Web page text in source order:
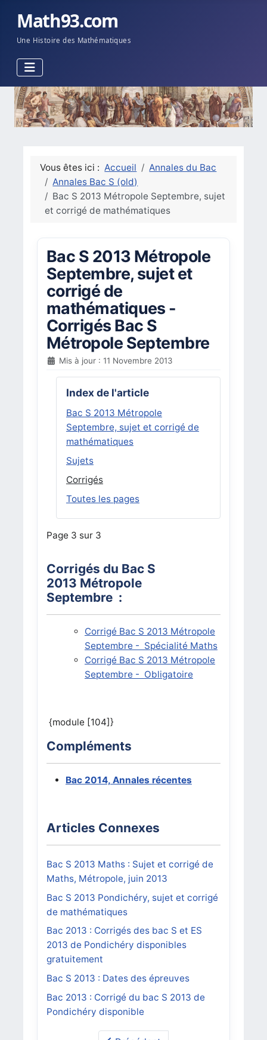
Math93.com
Une Histoire des Mathématiques
Vous êtes ici : Accueil
Annales du Bac
Annales Bac S (old)
Bac S 2013 Métropole Septembre, sujet
et corrigé de mathématiques
Bac S 2013 Métropole
Septembre, sujet et
corrigé de
mathématiques -
Corrigés Bac S
Métropole Septembre
Mis à jour : 11 Novembre 2013
Index de l'article
Bac S 2013 Métropole
Septembre, sujet et corrigé de
mathématiques
Sujets
Corrigés
Toutes les pages
Page 3 sur 3
Corrigés du Bac S
2013 Métropole
Septembre :
Corrigé Bac S 2013 Métropole
Septembre - Spécialité Maths
Corrigé Bac S 2013 Métropole
Septembre - Obligatoire
{module [104]}
Compléments
Bac 2014, Annales récentes
Articles Connexes
Bac S 2013 Maths : Sujet et corrigé de
Maths, Métropole, juin 2013
Bac S 2013 Pondichéry, sujet et corrigé
de mathématiques
Bac 2013 : Corrigés des bac S et ES
2013 de Pondichéry disponibles
gratuitement
Bac S 2013 : Dates des épreuves
Bac 2013 : Corrigé du bac S 2013 de
Pondichéry disponible